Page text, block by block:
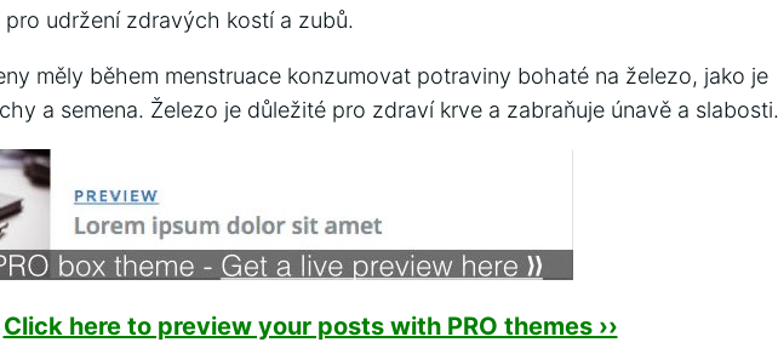
udržení zdravých kostí a zubů.
měly během menstruace konzumovat potraviny bohaté na železo, jako je
a semena. Železo je důležité pro zdraví krve a zabraňuje únavě a slabosti.
Click here to preview your posts with PRO themes ››